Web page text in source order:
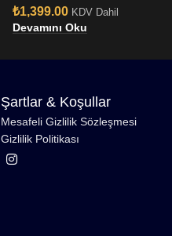
₺1,399.00 KDV Dahil
Devamını Oku
Şartlar & Koşullar
Mesafeli Gizlilik Sözleşmesi
Gizlilik Politikası